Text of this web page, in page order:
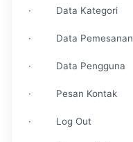
· Data Kategori
· Data Pemesanan
· Data Pengguna
· Pesan Kontak
· Log Out